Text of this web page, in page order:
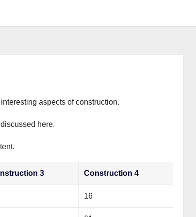
aspects of construction.
here.
3 Construction 4
16